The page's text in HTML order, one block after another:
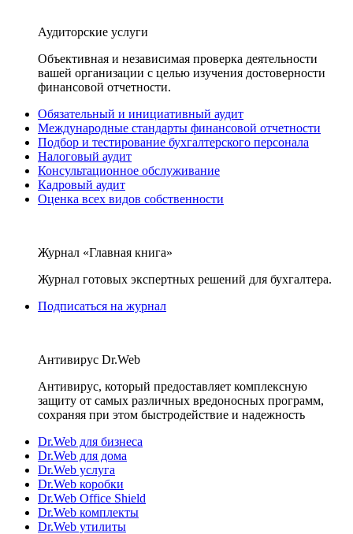
Аудиторские услуги
Объективная и независимая проверка деятельности
вашей организации с целью изучения достоверности
финансовой отчетности.
Обязательный и инициативный аудит
Международные стандарты финансовой отчетности
Подбор и тестирование бухгалтерского персонала
Налоговый аудит
Консультационное обслуживание
Кадровый аудит
Оценка всех видов собственности
Журнал «Главная книга»
Журнал готовых экспертных решений для бухгалтера.
Подписаться на журнал
Антивирус Dr.Web
Антивирус, который предоставляет комплексную
защиту от самых различных вредоносных программ,
сохраняя при этом быстродействие и надежность
Dr.Web для бизнеса
Dr.Web для дома
Dr.Web услуга
Dr.Web коробки
Dr.Web Office Shield
Dr.Web комплекты
Dr.Web утилиты